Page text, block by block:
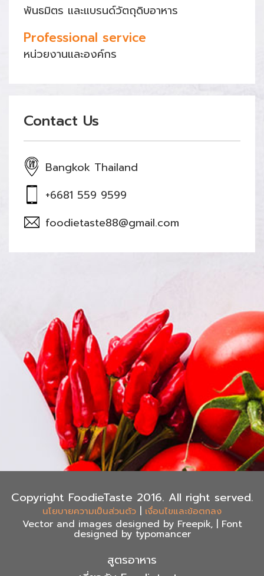
พันธมิตร และแบรนด์วัตถุดิบอาหาร
Professional service
หน่วยงานและองค์กร
Contact Us
Bangkok Thailand
+6681 559 9599
foodietaste88@gmail.com
Copyright FoodieTaste 2016. All right served.
นโยบายความเป็นส่วนตัว | เงื่อนไขและข้อตกลง
Vector and images designed by Freepik, | Font
designed by typomancer
สูตรอาหาร